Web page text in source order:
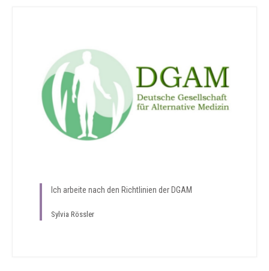
Ich arbeite nach den Richtlinien der DGAM
Sylvia Rössler